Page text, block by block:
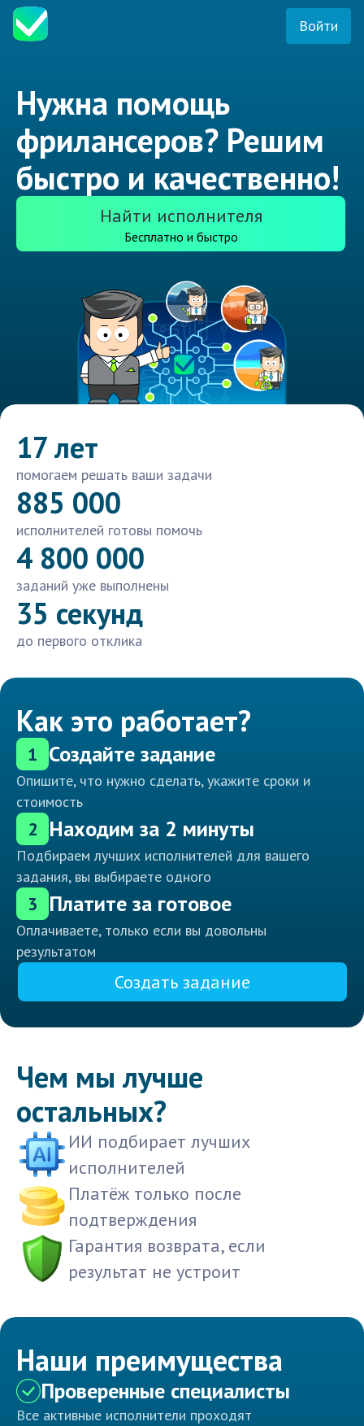
Войти
Нужна помощь
фрилансеров? Решим
быстро и качественно!
Найти исполнителя
Бесплатно и быстро
17 лет
помогаем решать ваши задачи
885 000
исполнителей готовы помочь
4 800 000
заданий уже выполнены
35 секунд
до первого отклика
Как это работает?
1 Создайте задание
Опишите, что нужно сделать, укажите сроки и
стоимость
2 Находим за 2 минуты
Подбираем лучших исполнителей для вашего
задания, вы выбираете одного
3 Платите за готовое
Оплачиваете, только если вы довольны
результатом
Создать задание
Чем мы лучше
остальных?
ИИ подбирает лучших
исполнителей
Платёж только после
подтверждения
Гарантия возврата, если
результат не устроит
Наши преимущества
Проверенные специалисты
Все активные исполнители проходят